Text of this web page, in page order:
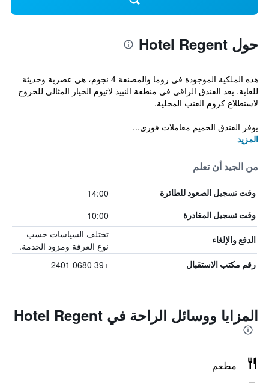
حول Hotel Regent
هذه الملكية الموجودة في روما والمصنفة 4 نجوم، هي عصرية وحديثة
للغاية. يعد الفندق الراقي في منطقة النبيذ لاتيوم الخيار المثالي للخروج
لاستطلاع كروم العنب المحلية.
يوفر الفندق الحميم معاملات فوري...
المزيد
من الجيد أن تعلم
وقت تسجيل الصعود للطائرة 14:00
وقت تسجيل المغادرة 10:00
الدفع والإلغاء
تختلف السياسات حسب
نوع الغرفة ومزود الخدمة.
رقم مكتب الاستقبال +39 0680 2401
المزايا ووسائل الراحة في Hotel Regent
مطعم